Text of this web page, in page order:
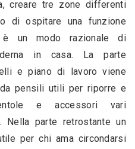
creare tre zone differenti
di ospitare una funzione
un modo razionale di
in casa. La parte
e piano di lavoro viene
pensili utili per riporre e
e accessori vari
Nella parte retrostante un
per chi ama circondarsi